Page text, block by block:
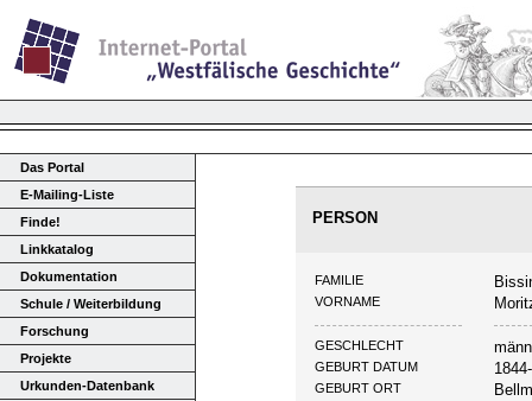
Das Portal
E-Mailing-Liste
Finde!
Linkkatalog
Dokumentation
Schule / Weiterbildung
Forschung
Projekte
Urkunden-Datenbank
PERSON
FAMILIE
VORNAME
GESCHLECHT
GEBURT DATUM
GEBURT ORT